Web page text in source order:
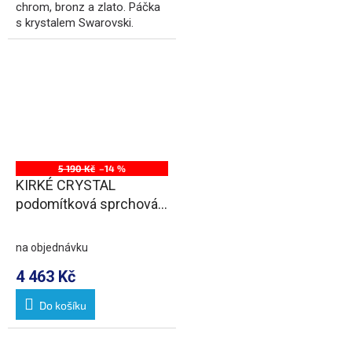
chrom, bronz a zlato. Páčka
s krystalem Swarovski.
5 190 Kč –14 %
KIRKÉ CRYSTAL
podomítková sprchová
krystal, chrom
na objednávku
4 463 Kč
Do košíku